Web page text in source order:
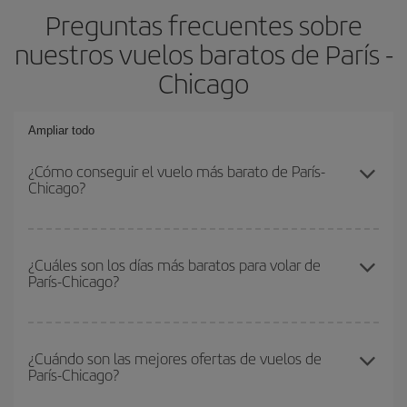
Preguntas frecuentes sobre
nuestros vuelos baratos de París -
Chicago
Ampliar todo
¿Cómo conseguir el vuelo más barato de París-
Chicago?
conseguir el vuelo más barato si evitas temporadas altas,
compras con antelación y puedes ser flexible con las fechas y
¿Cuáles son los días más baratos para volar de
París-Chicago?
que empezar una consulta en nuestro
buscador de vuelos
baratos. Dinos desde dónde vuelas, a dónde quieres ir y en qué
¿Cuándo son las mejores ofertas de vuelos de
París-Chicago?